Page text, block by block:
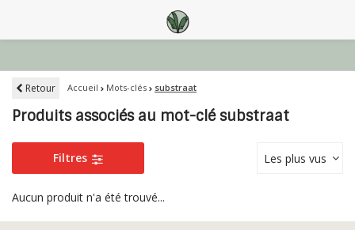
Retour Accueil Mots-clés substraat
Produits associés au mot-clé substraat
Filtres Les plus vus
Aucun produit n'a été trouvé...